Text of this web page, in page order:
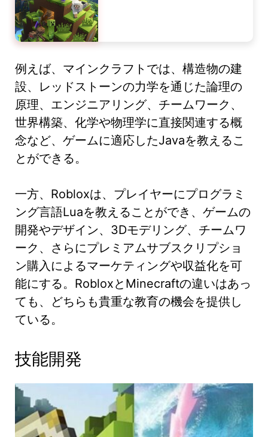
例えば、マインクラフトでは、構造物の建
設、レッドストーンの力学を通じた論理の
原理、エンジニアリング、チームワーク、
世界構築、化学や物理学に直接関連する概
念など、ゲームに適応したJavaを教えるこ
とができる。
一方、Robloxは、プレイヤーにプログラミ
ング言語Luaを教えることができ、ゲームの
開発やデザイン、3Dモデリング、チームワ
ーク、さらにプレミアムサブスクリプショ
ン購入によるマーケティングや収益化を可
能にする。RobloxとMinecraftの違いはあっ
ても、どちらも貴重な教育の機会を提供し
ている。
技能開発